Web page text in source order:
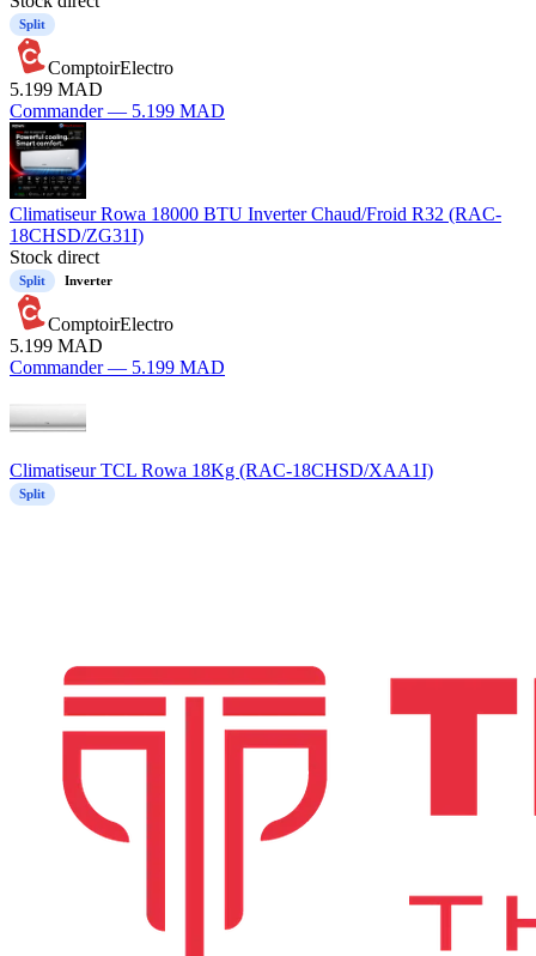
Split
ComptoirElectro
5.199 MAD
Commander — 5.199 MAD
Climatiseur Rowa 18000 BTU Inverter Chaud/Froid R32 (RAC-
18CHSD/ZG31I)
Stock direct
Split Inverter
ComptoirElectro
5.199 MAD
Commander — 5.199 MAD
Climatiseur TCL Rowa 18Kg (RAC-18CHSD/XAA1I)
Split